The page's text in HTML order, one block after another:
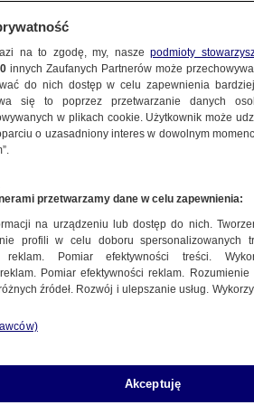
na to zgodę, my, naszepodmioty
innych Zaufanych Partnerów może
do nich dostęp w celu zapewnienia
się to poprzez przetwarzanie danych
w plikach cookie. Użytkownik może
o uzasadniony interes w dowolnym
przetwarzamy dane w celu zapewnienia:
na urządzeniu lub dostęp do nich.
profili w celu doboru spersonalizowanych
reklam. Pomiar efektywności treści.
Pomiar efektywności reklam.
źródeł. Rozwój i ulepszanie usług.
Akceptuję